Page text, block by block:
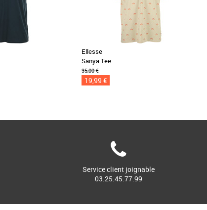
Ellesse
Sanya Tee
35,00 €
19,99 €
Service client joignable
03.25.45.77.99